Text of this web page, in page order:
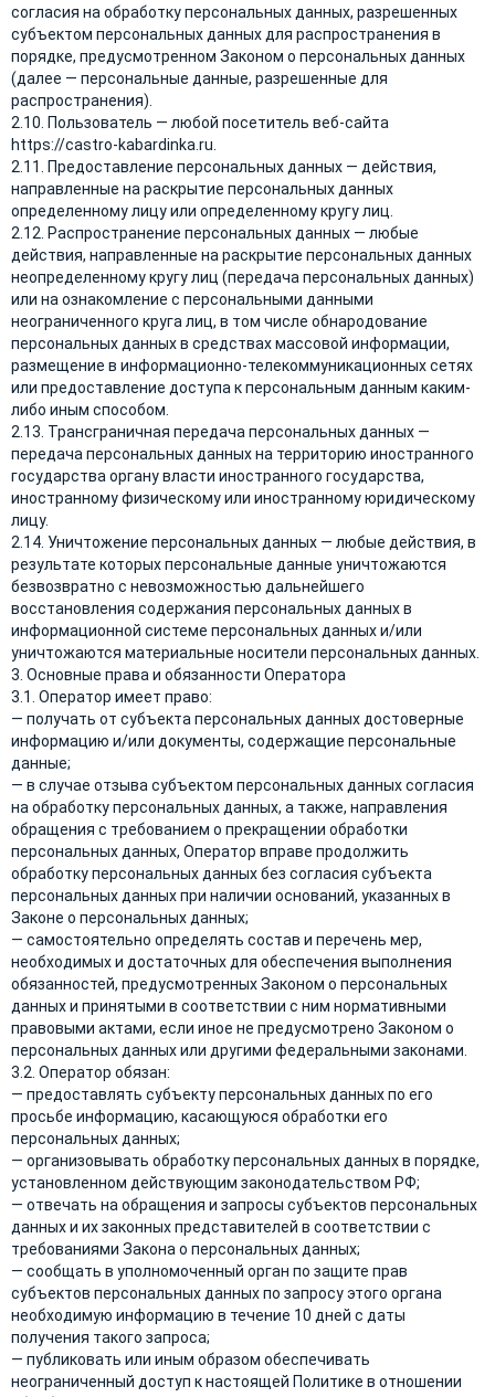
согласия на обработку персональных данных, разрешенных
субъектом персональных данных для распространения в
порядке, предусмотренном Законом о персональных данных
(далее — персональные данные, разрешенные для
распространения).
2.10. Пользователь — любой посетитель веб-сайта
https://castro-kabardinka.ru.
2.11. Предоставление персональных данных — действия,
направленные на раскрытие персональных данных
определенному лицу или определенному кругу лиц.
2.12. Распространение персональных данных — любые
действия, направленные на раскрытие персональных данных
неопределенному кругу лиц (передача персональных данных)
или на ознакомление с персональными данными
неограниченного круга лиц, в том числе обнародование
персональных данных в средствах массовой информации,
размещение в информационно-телекоммуникационных сетях
или предоставление доступа к персональным данным каким-
либо иным способом.
2.13. Трансграничная передача персональных данных —
передача персональных данных на территорию иностранного
государства органу власти иностранного государства,
иностранному физическому или иностранному юридическому
лицу.
2.14. Уничтожение персональных данных — любые действия, в
результате которых персональные данные уничтожаются
безвозвратно с невозможностью дальнейшего
восстановления содержания персональных данных в
информационной системе персональных данных и/или
уничтожаются материальные носители персональных данных.
3. Основные права и обязанности Оператора
3.1. Оператор имеет право:
— получать от субъекта персональных данных достоверные
информацию и/или документы, содержащие персональные
данные;
— в случае отзыва субъектом персональных данных согласия
на обработку персональных данных, а также, направления
обращения с требованием о прекращении обработки
персональных данных, Оператор вправе продолжить
обработку персональных данных без согласия субъекта
персональных данных при наличии оснований, указанных в
Законе о персональных данных;
— самостоятельно определять состав и перечень мер,
необходимых и достаточных для обеспечения выполнения
обязанностей, предусмотренных Законом о персональных
данных и принятыми в соответствии с ним нормативными
правовыми актами, если иное не предусмотрено Законом о
персональных данных или другими федеральными законами.
3.2. Оператор обязан:
— предоставлять субъекту персональных данных по его
просьбе информацию, касающуюся обработки его
персональных данных;
— организовывать обработку персональных данных в порядке,
установленном действующим законодательством РФ;
— отвечать на обращения и запросы субъектов персональных
данных и их законных представителей в соответствии с
требованиями Закона о персональных данных;
— сообщать в уполномоченный орган по защите прав
субъектов персональных данных по запросу этого органа
необходимую информацию в течение 10 дней с даты
получения такого запроса;
— публиковать или иным образом обеспечивать
неограниченный доступ к настоящей Политике в отношении